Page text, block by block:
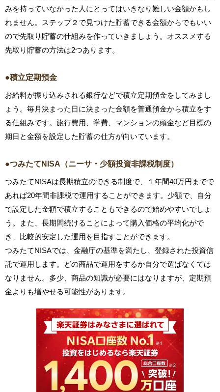
みを持っていなかった人にとってはいきなり難しい金額かもし
れません。ステップ２で見つけた貯蓄できる金額からでもいい
ので先取り貯蓄の仕組みを作っていきましょう。オススメする
先取り貯蓄の方法は2つあります。
●積立定期預金
お給料が振り込みされる銀行などで積立定期預金をしてみまし
ょう。毎月決まった日に決まった金額を普通預金から積立をす
る仕組みです。旅行費用、学費、マンションの頭金など目標の
期日と金額を設定した貯蓄の仕方が向いています。
●つみたてNISA（ニーサ・少額投資非課税制度）
つみたてNISAは長期積立のできる制度で、１年間40万円までで
あれば20年間非課税で運用することができます。少額で、自分
で設定した金額で積立することもできるので始めやすいでしょ
う。また、長期間続けることによって購入価格の平均化がで
き、比較的安定した運用を目指すことができます。
つみたてNISAでは、金融庁の基準を満たし、登録された投資信
託で運用します。どの商品で運用をするか自分で選ばなくては
なりません。多少、商品の知識が必要にはなりますが、定期預
金よりも増やせる可能性があります。